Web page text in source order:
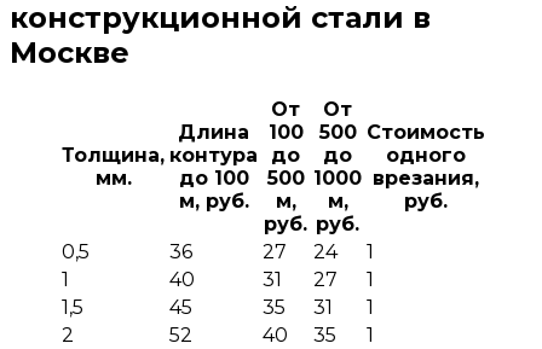
конструкционной стали в
Москве
Толщина,
мм.
Длина
контура
до 100
м, руб.
От
100
до
500
м,
руб.
От
500
до
1000
м,
руб.
Стоимость
одного
врезания,
руб.
0,5 36 27 24
1
1
40 31 27
1
1,5
45 35 31
1
2
52 40 35
1